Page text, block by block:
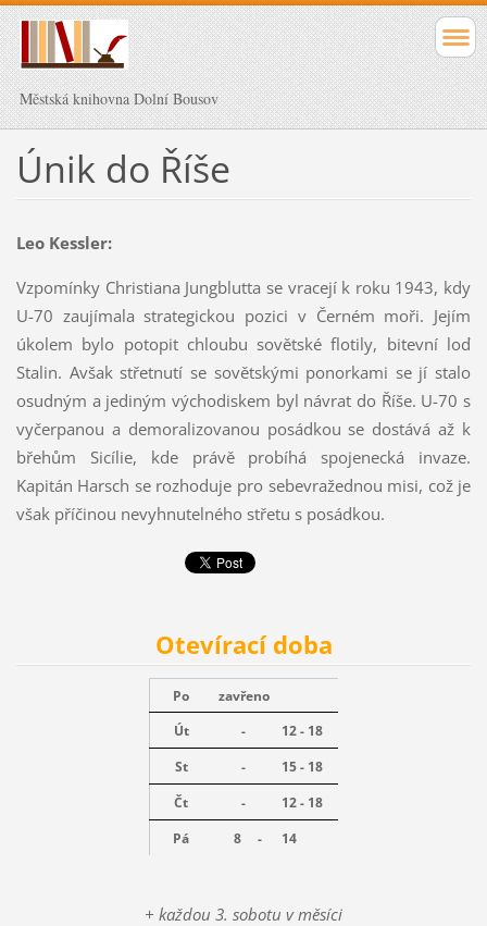
Městská knihovna Dolní Bousov
Únik do Říše
Leo Kessler:
Vzpomínky Christiana Jungblutta se vracejí k roku 1943, kdy
U-70 zaujímala strategickou pozici v Černém moři. Jejím
úkolem bylo potopit chloubu sovětské flotily, bitevní loď
Stalin. Avšak střetnutí se sovětskými ponorkami se jí stalo
osudným a jediným východiskem byl návrat do Říše. U-70 s
vyčerpanou a demoralizovanou posádkou se dostává až k
břehům Sicílie, kde právě probíhá spojenecká invaze.
Kapitán Harsch se rozhoduje pro sebevražednou misi, což je
však příčinou nevyhnutelného střetu s posádkou.
Otevírací doba
Po
zavřeno
Út
-
12 - 18
St
-
15 - 18
Čt
-
12 - 18
Pá
8 - 14
+ každou 3. sobotu v měsíci